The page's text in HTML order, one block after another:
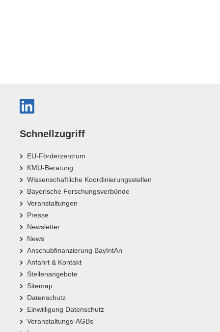
Schnellzugriff
EU-Förderzentrum
KMU-Beratung
Wissenschaftliche Koordinierungsstellen
Bayerische Forschungsverbünde
Veranstaltungen
Presse
Newsletter
News
Anschubfinanzierung BayIntAn
Anfahrt & Kontakt
Stellenangebote
Sitemap
Datenschutz
Einwilligung Datenschutz
Veranstaltungs-AGBs